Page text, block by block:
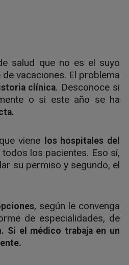
salud que no es el suyo
vacaciones. El problema
clínica. Desconoce si
o si este año se ha
.
viene
los hospitales del
todos los pacientes. Eso sí,
su permiso y segundo, el
, según le convenga
de especialidades, de
. Si el médico trabaja en un